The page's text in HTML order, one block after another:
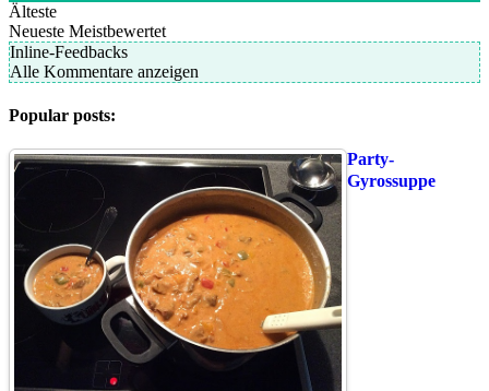
Älteste
Neueste Meistbewertet
Inline-Feedbacks
Alle Kommentare anzeigen
Popular posts:
Party-
Gyrossuppe